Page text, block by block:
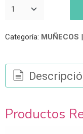
Categoría: MUÑECOS |
Productos